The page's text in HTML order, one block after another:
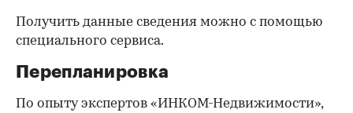
Получить данные сведения можно с помощью
специального сервиса.
Перепланировка
По опыту экспертов «ИНКОМ-Недвижимости»,